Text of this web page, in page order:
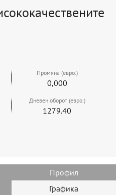
Промяна (евро.)
0,000
Дневен оборот (евро.)
1279.40
Профил
Графика